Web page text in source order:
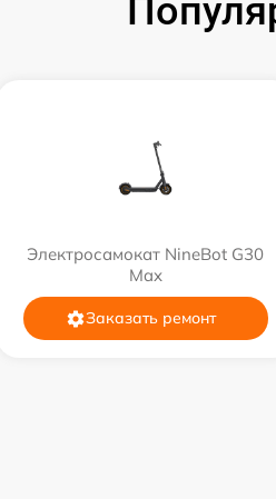
Электросамокат NineBot G30
Max
Заказать ремонт